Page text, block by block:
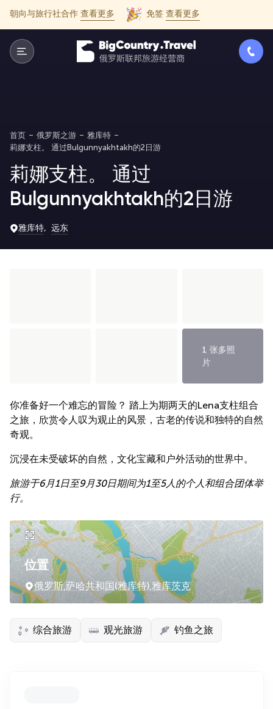
朝向与旅行社合作 查看更多 免签 查看更多
首页 俄罗斯之游
雅库特
莉娜支柱。 通过Bulgunnyakhtakh的2日游
莉娜支柱。 通过
Bulgunnyakhtakh的2日游
雅库特 远东
1 张多照
片
你准备好一个难忘的冒险？ 踏上为期两天的Lena支柱组合
之旅，欣赏令人叹为观止的风景，古老的传说和独特的自然
奇观。
沉浸在未受破坏的自然，文化宝藏和户外活动的世界中。
旅游于6月1日至9月30日期间为1至5人的个人和组合团体举
行。
位置
俄罗斯,萨哈共和国(雅库特),雅库茨克
综合旅游 观光旅游 钓鱼之旅